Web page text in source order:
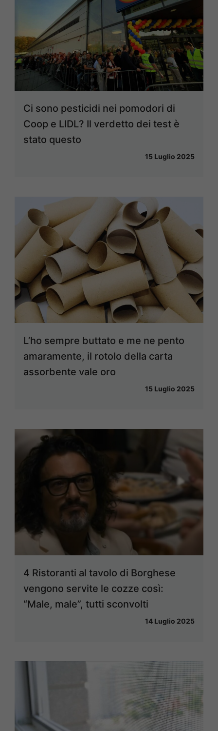
Ci sono pesticidi nei pomodori di
Coop e LIDL? Il verdetto dei test è
stato questo
15 Luglio 2025
L’ho sempre buttato e me ne pento
amaramente, il rotolo della carta
assorbente vale oro
15 Luglio 2025
4 Ristoranti al tavolo di Borghese
vengono servite le cozze così:
“Male, male”, tutti sconvolti
14 Luglio 2025